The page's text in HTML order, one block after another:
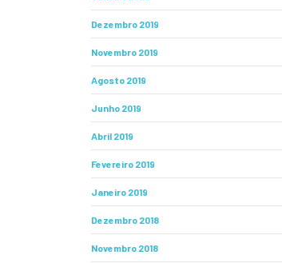
Dezembro 2019
Novembro 2019
Agosto 2019
Junho 2019
Abril 2019
Fevereiro 2019
Janeiro 2019
Dezembro 2018
Novembro 2018